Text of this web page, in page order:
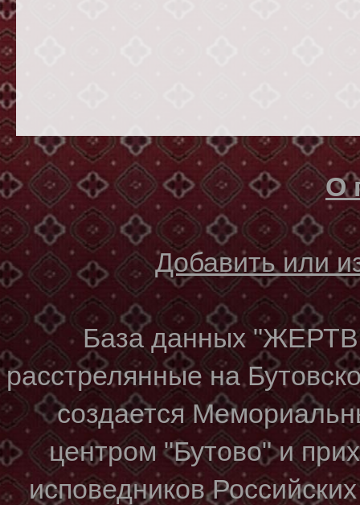
О
Добавить или
База данных
расстрелянные на
создается
центром "Бутово" и
исповедников